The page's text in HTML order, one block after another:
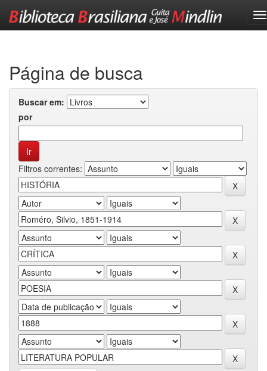
Página de busca
Buscar em:
por
Filtros correntes: